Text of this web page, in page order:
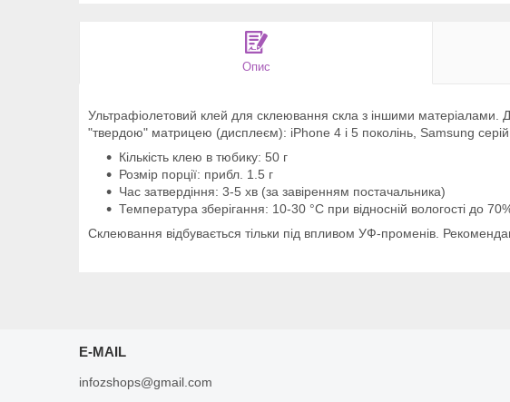
Опис
Ультрафіолетовий клей для склеювання скла з іншими матеріалами.
"твердою" матрицею (дисплеєм): iPhone 4 і 5 поколінь, Samsung
Кількість клею в тюбику: 50 г
Розмір порції: прибл. 1.5 г
Час затвердіння: 3-5 хв (за завіренням постачальника)
Температура зберігання: 10-30 °C при відносній вологості до
Склеювання відбувається тільки під впливом УФ-променів.
E-MAIL
infozshops@gmail.com